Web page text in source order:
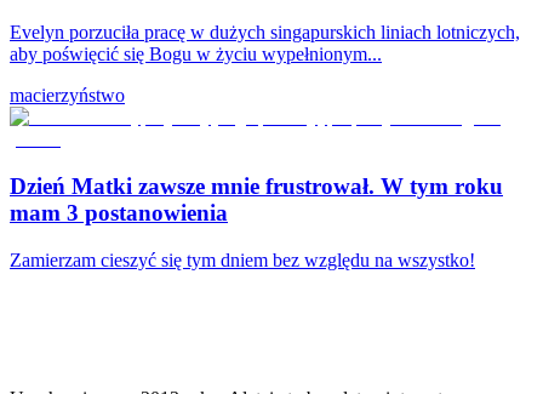
Evelyn porzuciła pracę w dużych singapurskich liniach lotniczych,
aby poświęcić się Bogu w życiu wypełnionym...
macierzyństwo
Dzień Matki zawsze mnie frustrował. W tym roku
mam 3 postanowienia
Zamierzam cieszyć się tym dniem bez względu na wszystko!